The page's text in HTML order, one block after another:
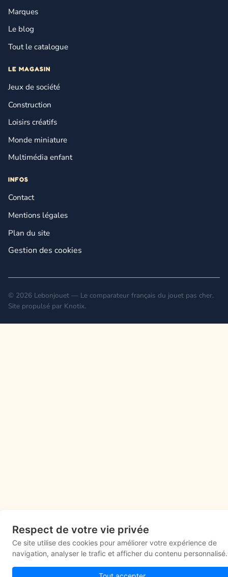
Respect de votre vie privée
Ce site utilise des cookies pour améliorer votre expérience de
navigation, analyser le trafic et afficher du contenu personnalisé.
Marques
Le blog
Tout le catalogue
LE MAGASIN
Jeux de société
Construction
Loisirs créatifs
Monde miniature
Multimédia enfant
INFOS
Contact
Mentions légales
Plan du site
Gestion des cookies
© 2026 Lebonjouet — Le comparateur français du jouet pas cher.
Site propulsé par Knotix.